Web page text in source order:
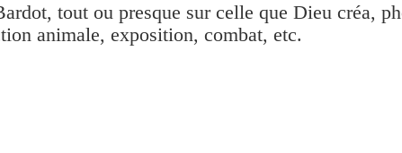
tout ou presque sur celle que Dieu créa,
animale, exposition, combat, etc.